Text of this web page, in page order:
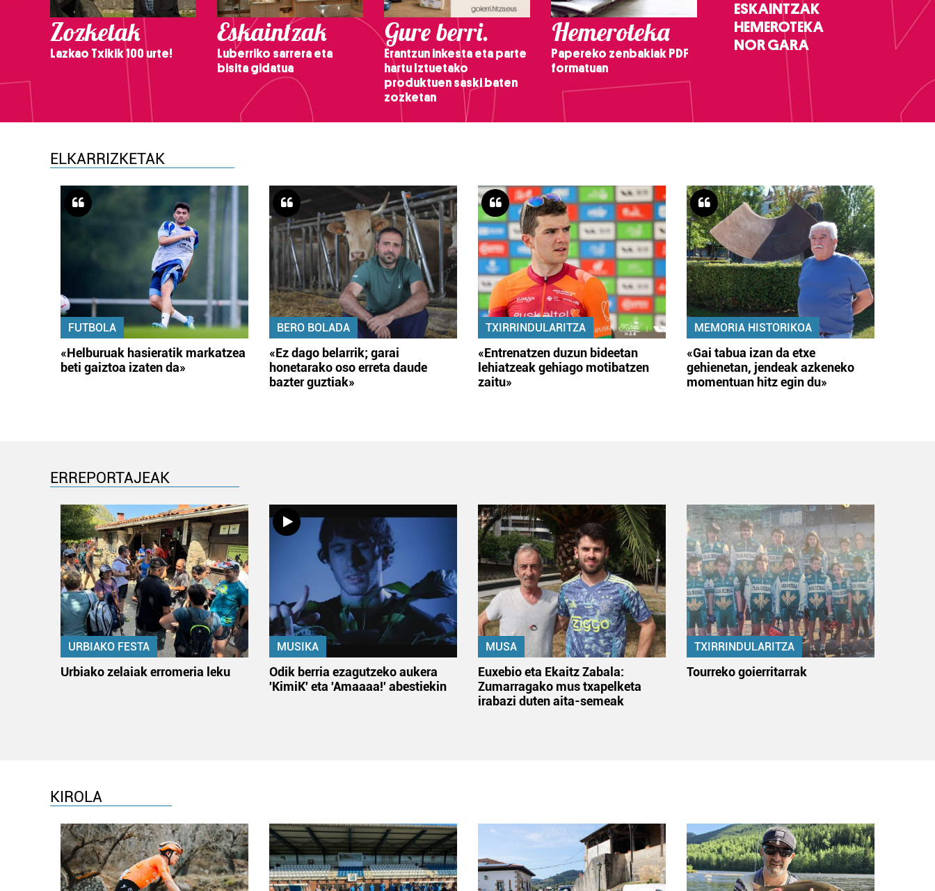
Zozketak
Lazkao Txikik 100 urte!
Eskaintzak
Luberriko sarrera eta
bisita gidatua
Gure berri.
Erantzun inkesta eta parte
hartu Iztuetako
produktuen saski baten
zozketan
Hemeroteka
Papereko zenbakiak PDF
formatuan
ESKAINTZAK
HEMEROTEKA
NOR GARA
ELKARRIZKETAK
FUTBOLA
«Helburuak hasieratik markatzea
beti gaiztoa izaten da»
BERO BOLADA
«Ez dago belarrik; garai
honetarako oso erreta daude
bazter guztiak»
TXIRRINDULARITZA
«Entrenatzen duzun bideetan
lehiatzeak gehiago motibatzen
zaitu»
MEMORIA HISTORIKOA
«Gai tabua izan da etxe
gehienetan, jendeak azkeneko
momentuan hitz egin du»
ERREPORTAJEAK
URBIAKO FESTA
Urbiako zelaiak erromeria leku
MUSIKA
Odik berria ezagutzeko aukera
'KimiK' eta 'Amaaaa!' abestiekin
MUSA
Euxebio eta Ekaitz Zabala:
Zumarragako mus txapelketa
irabazi duten aita-semeak
TXIRRINDULARITZA
Tourreko goierritarrak
KIROLA